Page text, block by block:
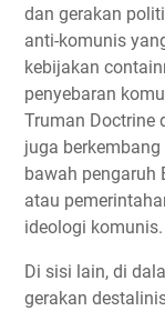
dan gerakan
anti-komunis
kebijakan
penyebaran
Truman Doctrine
juga
bawah pengaruh
atau
ideologi komunis.
Di sisi lain, di
gerakan